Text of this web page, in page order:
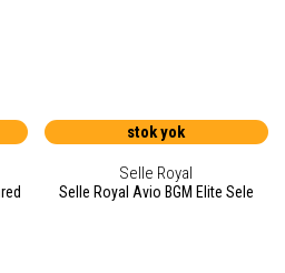
stok yok
Selle Royal
Selle Royal Avio BGM Elite Sele